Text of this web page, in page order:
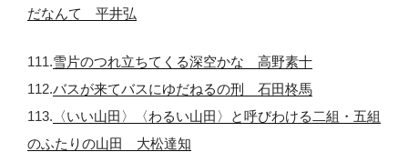
だなんて 平井弘
111.雪片のつれ立ちてくる深空かな 高野素十
112.バスが来てバスにゆだねるの刑 石田柊馬
113. 〈いい山田〉〈わるい山田〉と呼びわける二組・五組
のふたりの山田 大松達知